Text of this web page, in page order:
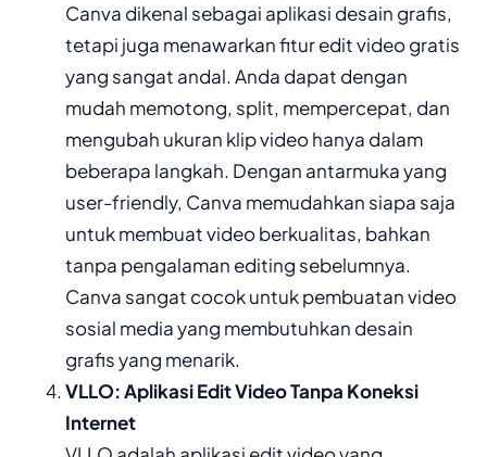
Canva dikenal sebagai aplikasi desain grafis,
tetapi juga menawarkan fitur edit video gratis
yang sangat andal. Anda dapat dengan
mudah memotong, split, mempercepat, dan
mengubah ukuran klip video hanya dalam
beberapa langkah. Dengan antarmuka yang
user-friendly, Canva memudahkan siapa saja
untuk membuat video berkualitas, bahkan
tanpa pengalaman editing sebelumnya.
Canva sangat cocok untuk pembuatan video
sosial media yang membutuhkan desain
grafis yang menarik.
VLLO: Aplikasi Edit Video Tanpa Koneksi
Internet